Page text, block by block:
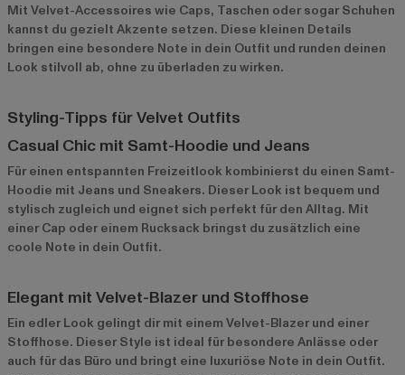
Mit Velvet-Accessoires wie Caps, Taschen oder sogar Schuhen
kannst du gezielt Akzente setzen. Diese kleinen Details
bringen eine besondere Note in dein Outfit und runden deinen
Look stilvoll ab, ohne zu überladen zu wirken.
Styling-Tipps für Velvet Outfits
Casual Chic mit Samt-Hoodie und Jeans
Für einen entspannten Freizeitlook kombinierst du einen Samt-
Hoodie mit Jeans und Sneakers. Dieser Look ist bequem und
stylisch zugleich und eignet sich perfekt für den Alltag. Mit
einer Cap oder einem Rucksack bringst du zusätzlich eine
coole Note in dein Outfit.
Elegant mit Velvet-Blazer und Stoffhose
Ein edler Look gelingt dir mit einem Velvet-Blazer und einer
Stoffhose. Dieser Style ist ideal für besondere Anlässe oder
auch für das Büro und bringt eine luxuriöse Note in dein Outfit.